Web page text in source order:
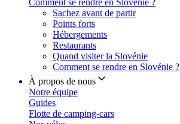
Comment se rendre en Slovénie ?
Sachez avant de partir
Points forts
Hébergements
Restaurants
Quand visiter la Slovénie
Comment se rendre en Slovénie ?
À propos de nous
Notre équipe
Guides
Flotte de camping-cars